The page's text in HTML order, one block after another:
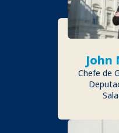
John
Chefe de